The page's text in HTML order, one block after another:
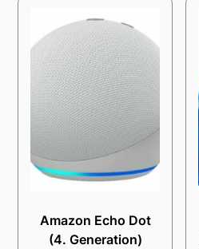
Amazon Echo Dot
(4. Generation)